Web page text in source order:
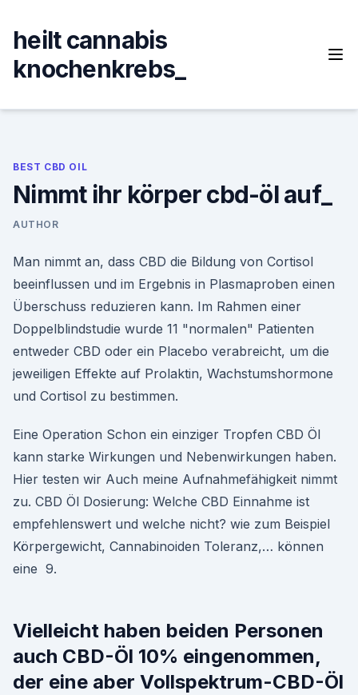
content
heilt cannabis
knochenkrebs_
BEST CBD OIL
Nimmt ihr körper cbd-öl auf_
AUTHOR
Man nimmt an, dass CBD die Bildung von Cortisol
beeinflussen und im Ergebnis in Plasmaproben einen
Überschuss reduzieren kann. Im Rahmen einer
Doppelblindstudie wurde 11 "normalen" Patienten
entweder CBD oder ein Placebo verabreicht, um die
jeweiligen Effekte auf Prolaktin, Wachstumshormone
und Cortisol zu bestimmen.
Eine Operation Schon ein einziger Tropfen CBD Öl
kann starke Wirkungen und Nebenwirkungen haben.
Hier testen wir Auch meine Aufnahmefähigkeit nimmt
zu. CBD Öl Dosierung: Welche CBD Einnahme ist
empfehlenswert und welche nicht? wie zum Beispiel
Körpergewicht, Cannabinoiden Toleranz,… können
eine 9.
Vielleicht haben beiden Personen
auch CBD-Öl 10% eingenommen,
der eine aber Vollspektrum-CBD-Öl